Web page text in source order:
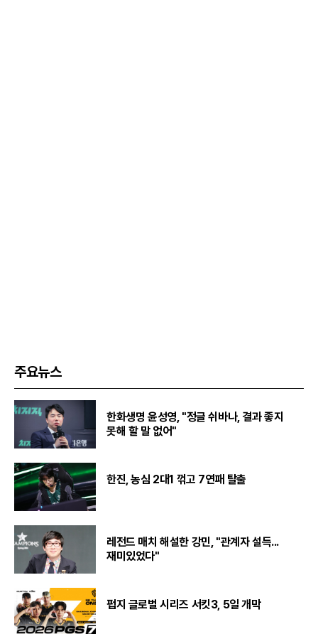
주요뉴스
한화생명 윤성영, "정글 쉬바나, 결과 좋지
못해 할 말 없어"
한진, 농심 2대1 꺾고 7연패 탈출
레전드 매치 해설한 강민, "관계자 설득...
재미있었다"
펍지 글로벌 시리즈 서킷3, 5일 개막